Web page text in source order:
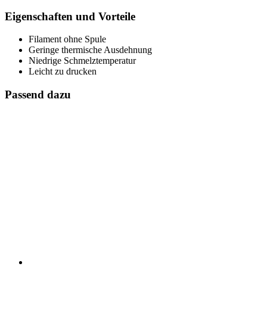
Eigenschaften und Vorteile
Filament ohne Spule
Geringe thermische Ausdehnung
Niedrige Schmelztemperatur
Leicht zu drucken
Passend dazu